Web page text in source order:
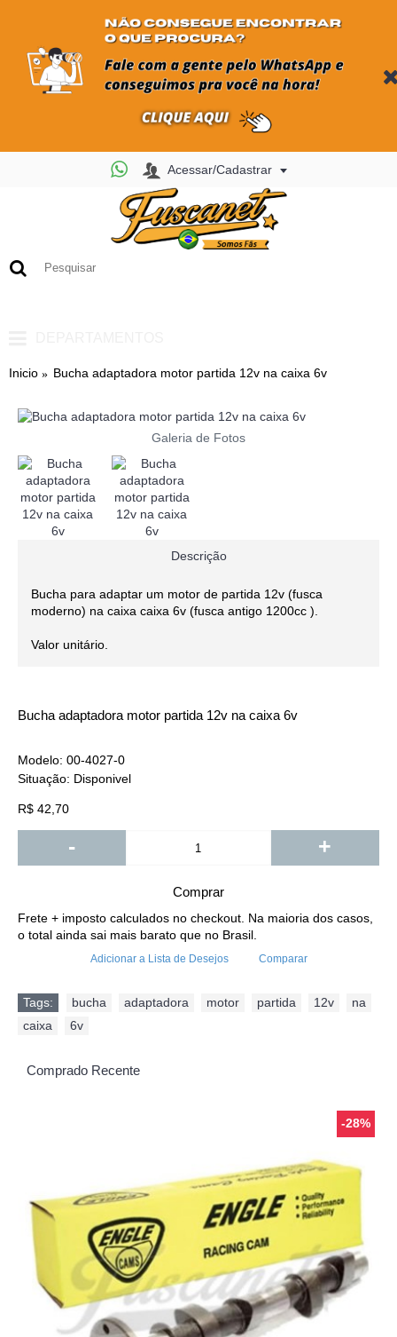
Acessar/Cadastrar
Inicio Bucha adaptadora motor partida 12v na caixa 6v
Galeria de Fotos
Descrição
Bucha para adaptar um motor de partida 12v (fusca
moderno) na caixa caixa 6v (fusca antigo 1200cc ).
Valor unitário.
Bucha adaptadora motor partida 12v na caixa 6v
Modelo: 00-4027-0
Situação: Disponivel
R$ 42,70
- +
Comprar
Frete + imposto calculados no checkout. Na maioria dos casos,
o total ainda sai mais barato que no Brasil.
Adicionar a Lista de Desejos Comparar
Tags: bucha adaptadora motor partida 12v na
caixa
6v
Comprado Recente
-28%